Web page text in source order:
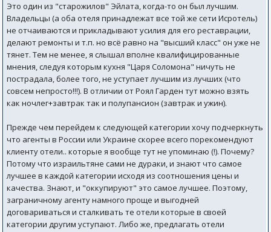
Это один из "старожилов" Эйлата, когда-то он был лучшим.
Владельцы (а оба отеля принадлежат все той же сети Исротель)
не отчаиваются и прикладывают усилия для его реставрации,
делают ремонты и т.п. но всё равно на "высший класс" он уже не
тянет. Тем не менее, я слышал вполне квалифицированные
мнения, следуя которым кухня "Царя Соломона" ничуть не
пострадала, более того, не уступает лучшим из лучших (что
совсем непросто!!!). В отличии от Роял Гарден тут можно взять
как ночлег+завтрак так и полупансион (завтрак и ужин).
Прежде чем перейдем к следующей категории хочу подчеркнуть
что агенты в России или Украине скорее всего порекомендуют
клиенту отели.. которые я вообще тут не упоминаю (!). Почему?
Потому что израильтяне сами не дураки, и знают что самое
лучшее в каждой категории исходя из соотношения цены и
качества. Знают, и "оккупируют" это самое лучшее. Поэтому,
заграничному агенту намного проще и выгодней
договариваться и сталкивать те отели которые в своей
категории другим уступают. Либо же, предлагать отели